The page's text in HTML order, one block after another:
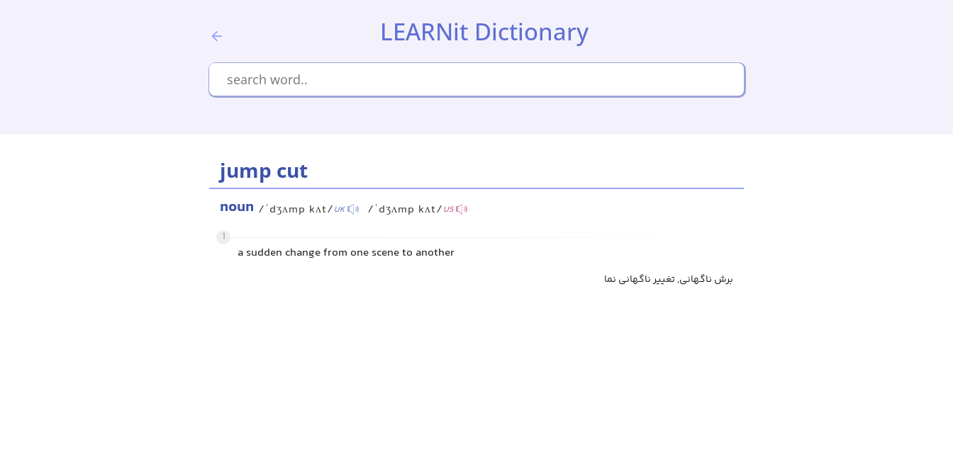
LEARNit Dictionary
jump cut
noun /ˈdʒʌmp kʌt/UK /ˈdʒʌmp kʌt/US
1
a sudden change from one scene to another
برش ناگهانی, تغییر ناگهانی نما